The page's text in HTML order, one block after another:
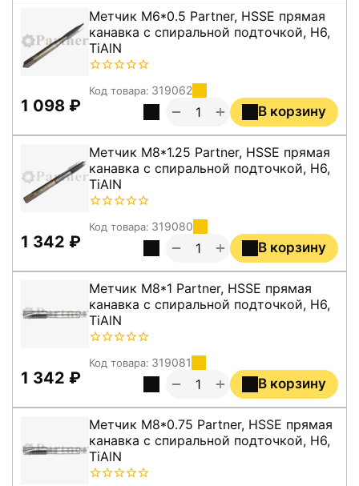
Метчик M6*0.5 Partner, HSSE прямая
канавка с спиральной подточкой, H6,
TiAlN
Код товара: 319062
1 098 ₽ В корзину
+
−
Метчик M8*1.25 Partner, HSSE прямая
канавка с спиральной подточкой, H6,
TiAlN
Код товара: 319080
1 342 ₽ В корзину
+
−
Метчик M8*1 Partner, HSSE прямая
канавка с спиральной подточкой, H6,
TiAlN
Код товара: 319081
1 342 ₽ В корзину
+
−
Метчик M8*0.75 Partner, HSSE прямая
канавка с спиральной подточкой, H6,
TiAlN